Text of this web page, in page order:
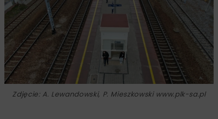
Zdjęcie: A. Lewandowski, P. Mieszkowski www.plk-sa.pl